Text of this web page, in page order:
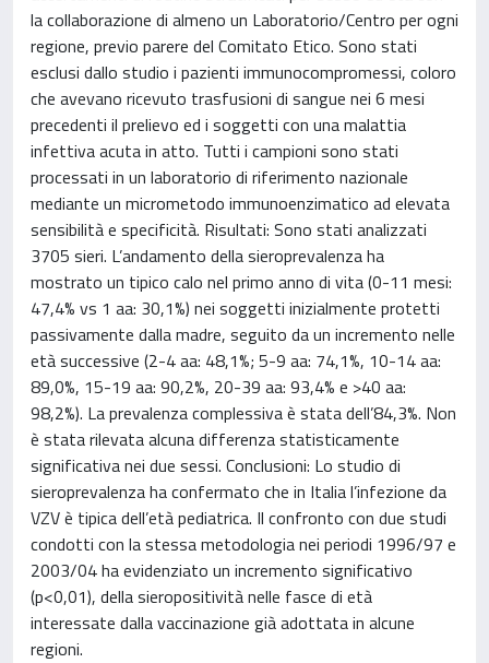
la collaborazione di almeno un Laboratorio/Centro per ogni
regione, previo parere del Comitato Etico. Sono stati
esclusi dallo studio i pazienti immunocompromessi, coloro
che avevano ricevuto trasfusioni di sangue nei 6 mesi
precedenti il prelievo ed i soggetti con una malattia
infettiva acuta in atto. Tutti i campioni sono stati
processati in un laboratorio di riferimento nazionale
mediante un micrometodo immunoenzimatico ad elevata
sensibilità e specificità. Risultati: Sono stati analizzati
3705 sieri. L’andamento della sieroprevalenza ha
mostrato un tipico calo nel primo anno di vita (0-11 mesi:
47,4% vs 1 aa: 30,1%) nei soggetti inizialmente protetti
passivamente dalla madre, seguito da un incremento nelle
età successive (2-4 aa: 48,1%; 5-9 aa: 74,1%, 10-14 aa:
89,0%, 15-19 aa: 90,2%, 20-39 aa: 93,4% e >40 aa:
98,2%). La prevalenza complessiva è stata dell’84,3%. Non
è stata rilevata alcuna differenza statisticamente
significativa nei due sessi. Conclusioni: Lo studio di
sieroprevalenza ha confermato che in Italia l’infezione da
VZV è tipica dell’età pediatrica. Il confronto con due studi
condotti con la stessa metodologia nei periodi 1996/97 e
2003/04 ha evidenziato un incremento significativo
(p<0,01), della sieropositività nelle fasce di età
interessate dalla vaccinazione già adottata in alcune
regioni.